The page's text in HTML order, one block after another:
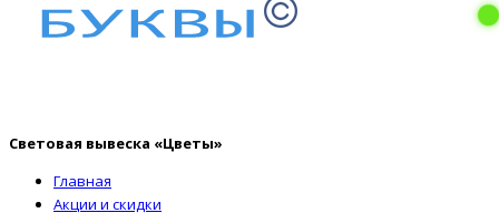
Световая вывеска «Цветы»
Главная
Акции и скидки